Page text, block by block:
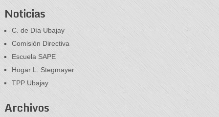
Noticias
C. de Día Ubajay
Comisión Directiva
Escuela SAPE
Hogar L. Stegmayer
TPP Ubajay
Archivos